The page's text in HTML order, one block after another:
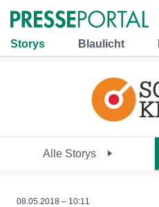
Storys Blaulicht
Alle Storys
08.05.2018 – 10:11